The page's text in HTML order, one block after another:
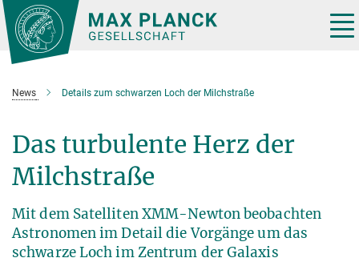
Hauptinhalt
News Details zum schwarzen Loch der Milchstraße
Das turbulente Herz der
Milchstraße
Mit dem Satelliten XMM-Newton beobachten
Astronomen im Detail die Vorgänge um das
schwarze Loch im Zentrum der Galaxis